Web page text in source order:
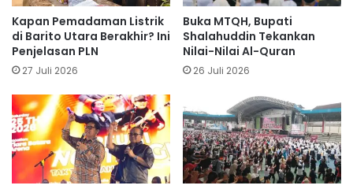
Kapan Pemadaman Listrik
di Barito Utara Berakhir? Ini
Penjelasan PLN
27 Juli 2026
Buka MTQH, Bupati
Shalahuddin Tekankan
Nilai-Nilai Al-Quran
26 Juli 2026